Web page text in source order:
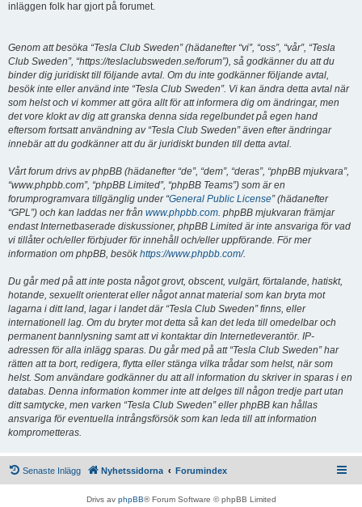
inläggen folk har gjort på forumet.
Genom att besöka “Tesla Club Sweden” (hädanefter “vi”, “oss”, “vår”, “Tesla
Club Sweden”, “https://teslaclubsweden.se/forum”), så godkänner du att du
binder dig juridiskt till följande avtal. Om du inte godkänner följande avtal,
besök inte eller använd inte “Tesla Club Sweden”. Vi kan ändra detta avtal när
som helst och vi kommer att göra allt för att informera dig om ändringar, men
det vore klokt av dig att granska denna sida regelbundet på egen hand
eftersom fortsatt användning av “Tesla Club Sweden” även efter ändringar
innebär att du godkänner att du är juridiskt bunden till detta avtal.
Vårt forum drivs av phpBB (hädanefter “de”, “dem”, “deras”, “phpBB mjukvara”,
“www.phpbb.com”, “phpBB Limited”, “phpBB Teams”) som är en
forumprogramvara tillgänglig under “General Public License” (hädanefter
“GPL”) och kan laddas ner från www.phpbb.com. phpBB mjukvaran främjar
endast Internetbaserade diskussioner, phpBB Limited är inte ansvariga för vad
vi tillåter och/eller förbjuder för innehåll och/eller uppförande. För mer
information om phpBB, besökhttps://www.phpbb.com/.
Du går med på att inte posta något grovt, obscent, vulgärt, förtalande, hatiskt,
hotande, sexuellt orienterat eller något annat material som kan bryta mot
lagarna i ditt land, lagar i landet där “Tesla Club Sweden” finns, eller
internationell lag. Om du bryter mot detta så kan det leda till omedelbar och
permanent bannlysning samt att vi kontaktar din Internetleverantör. IP-
adressen för alla inlägg sparas. Du går med på att “Tesla Club Sweden” har
rätten att ta bort, redigera, flytta eller stänga vilka trådar som helst, när som
helst. Som användare godkänner du att all information du skriver in sparas i en
databas. Denna information kommer inte att delges till någon tredje part utan
ditt samtycke, men varken “Tesla Club Sweden” eller phpBB kan hållas
ansvariga för eventuella intrångsförsök som kan leda till att information
komprometteras.
Senaste Inlägg Nyhetssidorna Forumindex
Drivs av phpBB® Forum Software © phpBB Limited